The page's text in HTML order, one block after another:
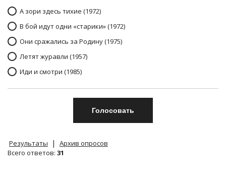
А зори здесь тихие (1972)
В бой идут одни «старики» (1972)
Они сражались за Родину (1975)
Летят журавли (1957)
Иди и смотри (1985)
Результаты |
Архив опросов
Всего ответов: 31